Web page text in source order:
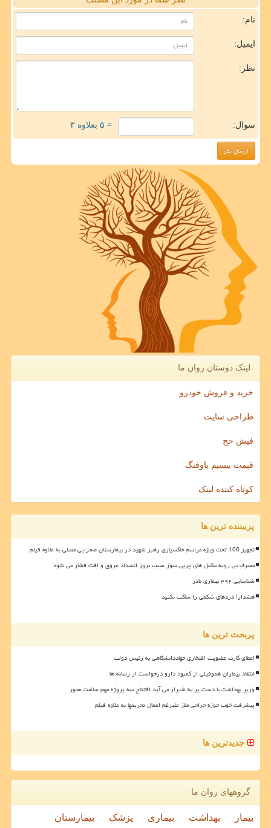
نام:
ایمیل:
نظر:
سوال: = ۵ بعلاوه ۳
لینک دوستان روان ما
خرید و فروش خودرو
طراحی سایت
فیش حج
قیمت بیسیم باوفنگ
کوتاه کننده لینک
پربیننده ترین ها
تجهیز 100 تخت ویژه مراسم خاکسپاری رهبر شهید در بیمارستان صحرایی مصلی به علاوه فیلم
مصرف بی رویه مکمل های چربی سوز سبب بروز انسداد عروق و افت فشار می شود
شناسایی ۴۹۲ بیماری نادر
هشدار! دردهای شکمی را ساکت نکنید
پربحث ترین ها
اعطای کارت عضویت افتخاری جهاددانشگاهی به رئیس دولت
انتقاد بیماران هموفیلی از کمبود دارو درخواست از رسانه ها
وزیر بهداشت با دست پر به شیراز می آید افتتاح سه پروژه مهم سلامت محور
پیشرفت خوب حوزه جراحی مغز علیرغم اعمال تحریمها به علاوه فیلم
جدیدترین ها
گروههای روان ما
بیمار بهداشت بیماری پزشک بیمارستان